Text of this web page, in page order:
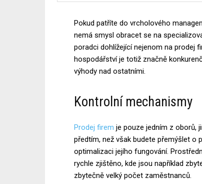
Pokud patříte do vrcholového
nemá smysl obracet se na
poradci dohlížející nejenom na prodej
hospodářství je totiž značně
výhody nad ostatními.
Kontrolní mechanismy
Prodej firem je pouze jedním z oborů,
předtím, než však budete přemýšlet o
optimalizaci jejího fungování.
rychle zjištěno, kde jsou například
zbytečně velký počet zaměstnanců.